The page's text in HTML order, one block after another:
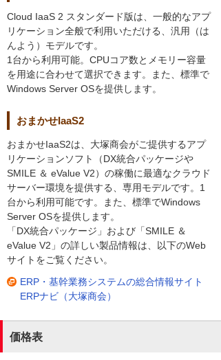
Cloud IaaS 2 スタンダード版は、一般的なアプ
リケーション全般で利用いただける、汎用（は
んよう）モデルです。
1台から利用可能。CPUコア数とメモリー容量
を用途に合わせて選択できます。また、標準で
Windows Server OSを提供します。
おまかせIaaS2
おまかせIaaS2は、大塚商会がご提供するアプ
リケーションソフト（DX統合パッケージや
SMILE ＆ eValue V2）の稼働に最適なクラウド
サーバー環境を提供する、専用モデルです。1
台から利用可能です。また、標準でWindows
Server OSを提供します。
「DX統合パッケージ」および「SMILE ＆
eValue V2」の詳しい製品情報は、以下のWeb
サイトをご覧ください。
ERP・基幹業務システムの総合情報サイト
ERPナビ（大塚商会）
価格表